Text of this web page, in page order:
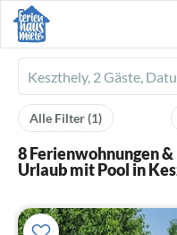
Ferienhausmiete
logo
Alle Filter(1)
8 Ferienwohnungen
Urlaub mit Pool in